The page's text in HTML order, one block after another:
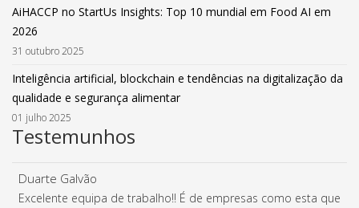
AiHACCP no StartUs Insights: Top 10 mundial em Food AI em
2026
31 outubro 2025
Inteligência artificial, blockchain e tendências na digitalização da
qualidade e segurança alimentar
01 julho 2025
Testemunhos
Duarte Galvão
Excelente equipa de trabalho!! É de empresas como esta que